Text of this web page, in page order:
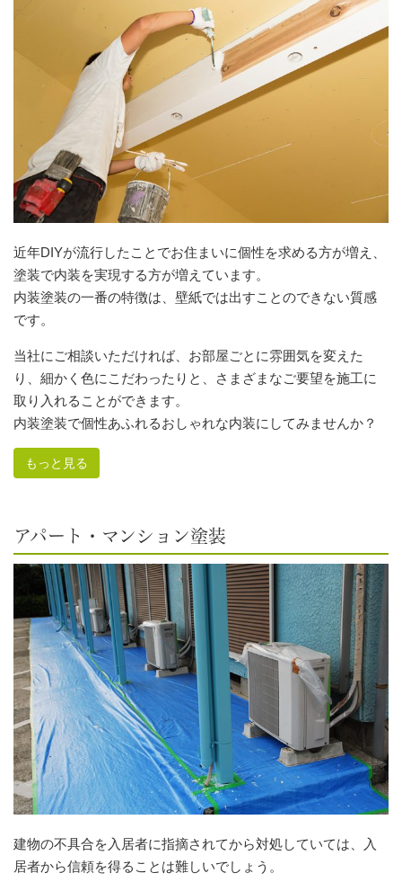
近年DIYが流行したことでお住まいに個性を求める方が増え、
塗装で内装を実現する方が増えています。
内装塗装の一番の特徴は、壁紙では出すことのできない質感
です。
当社にご相談いただければ、お部屋ごとに雰囲気を変えた
り、細かく色にこだわったりと、さまざまなご要望を施工に
取り入れることができます。
内装塗装で個性あふれるおしゃれな内装にしてみませんか？
もっと見る
アパート・マンション塗装
建物の不具合を入居者に指摘されてから対処していては、入
居者から信頼を得ることは難しいでしょう。